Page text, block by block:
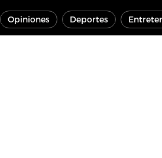
Opiniones Deportes